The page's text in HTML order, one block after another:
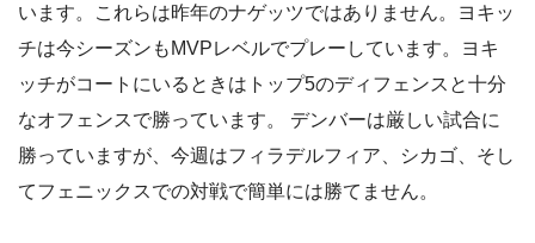
います。これらは昨年のナゲッツではありません。ヨキッ
チは今シーズンもMVPレベルでプレーしています。ヨキ
ッチがコートにいるときはトップ5のディフェンスと十分
なオフェンスで勝っています。 デンバーは厳しい試合に
勝っていますが、今週はフィラデルフィア、シカゴ、そし
てフェニックスでの対戦で簡単には勝てません。